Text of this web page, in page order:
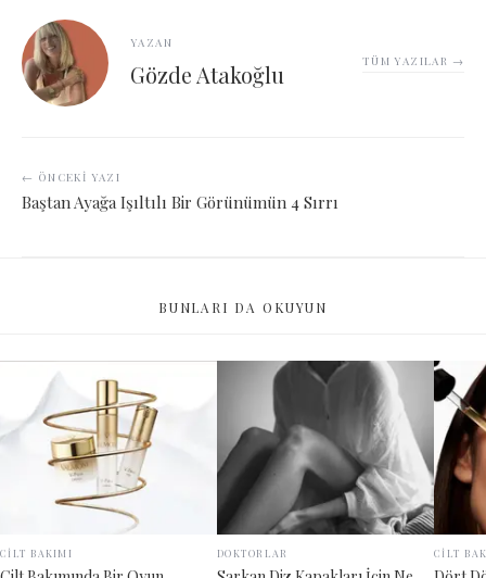
YAZAN
Gözde Atakoğlu TÜM YAZILAR →
← ÖNCEKI YAZI
Baştan Ayağa Işıltılı Bir Görünümün 4 Sırrı
BUNLARI DA OKUYUN
CİLT BAKIMI DOKTORLAR CİLT